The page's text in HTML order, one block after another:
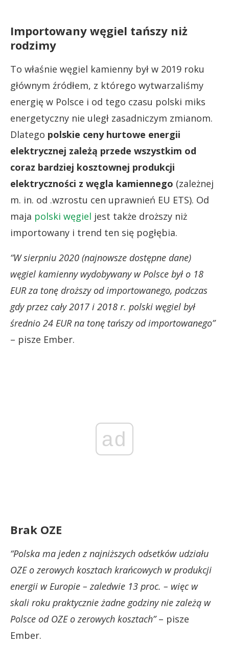
Importowany węgiel tańszy niż
rodzimy
To właśnie węgiel kamienny był w 2019 roku
głównym źródłem, z którego wytwarzaliśmy
energię w Polsce i od tego czasu polski miks
energetyczny nie uległ zasadniczym zmianom.
Dlatego polskie ceny hurtowe energii
elektrycznej zależą przede wszystkim od
coraz bardziej kosztownej produkcji
elektryczności z węgla kamiennego (zależnej
m. in. od .wzrostu cen uprawnień EU ETS). Od
maja polski węgiel jest także droższy niż
importowany i trend ten się pogłębia.
“W sierpniu 2020 (najnowsze dostępne dane)
węgiel kamienny wydobywany w Polsce był o 18
EUR za tonę droższy od importowanego, podczas
gdy przez cały 2017 i 2018 r. polski węgiel był
średnio 24 EUR na tonę tańszy od importowanego”
– pisze Ember.
ad
Brak OZE
“Polska ma jeden z najniższych odsetków udziału
OZE o zerowych kosztach krańcowych w produkcji
energii w Europie – zaledwie 13 proc. – więc w
skali roku praktycznie żadne godziny nie zależą w
Polsce od OZE o zerowych kosztach”– pisze
Ember.